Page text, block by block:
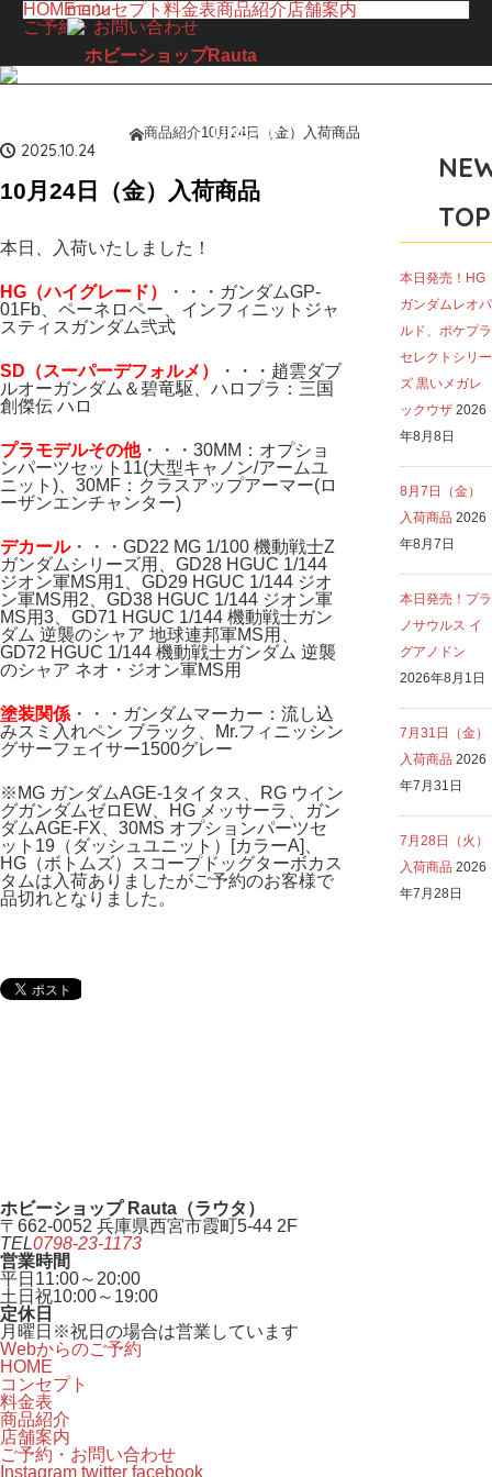
menu
HOMEコンセプト 料金表商品紹介店舗案内
ご予約・お問い合わせ
LINE UP
ホーム
商品紹介10月24日（金）入荷商品
2025.10.24
10月24日（金）入荷商品
本日、入荷いたしました！
HG（ハイグレード）
・・・ガンダムGP-
01Fb、ペーネロペー、インフィニットジャ
スティスガンダム弐式
SD（スーパーデフォルメ）
・・・趙雲ダブ
ルオーガンダム＆碧竜駆、ハロプラ：三国
創傑伝 ハロ
プラモデルその他・・・30MM：オプショ
ンパーツセット11(大型キャノン/アームユ
ニット)、30MF：クラスアップアーマー(ロ
ーザンエンチャンター)
デカール・・・GD22 MG 1/100 機動戦士Z
ガンダムシリーズ用、GD28 HGUC 1/144
ジオン軍MS用1、GD29 HGUC 1/144 ジオ
ン軍MS用2、GD38 HGUC 1/144 ジオン軍
MS用3、GD71 HGUC 1/144 機動戦士ガン
ダム 逆襲のシャア 地球連邦軍MS用、
GD72 HGUC 1/144 機動戦士ガンダム 逆襲
のシャア ネオ・ジオン軍MS用
塗装関係 ・・・ガンダムマーカー：流し込
みスミ入れペン ブラック、Mr.フィニッシン
グサーフェイサー1500グレー
※MG ガンダムAGE-1タイタス、RG ウイン
グガンダムゼロEW、HG メッサーラ、ガン
ダムAGE-FX、30MS オプションパーツセ
ット19（ダッシュユニット）[カラーA]、
HG（ボトムズ）スコープドッグターボカス
タムは入荷ありましたがご予約のお客様で
品切れとなりました。
本日発売！HG
ガンダムレオパ
ルド、ポケプラ
セレクトシリー
ズ 黒いメガレ
ックウザ 2026
年8月8日
8月7日（金）
入荷商品 2026
年8月7日
本日発売！プラ
ノサウルス イ
グアノドン
2026年8月1日
7月31日（金）
入荷商品 2026
年7月31日
7月28日（火）
入荷商品 2026
年7月28日
ホビーショップ Rauta（ラウタ）
〒662-0052 兵庫県西宮市霞町5-44 2F
TEL0798-23-1173
営業時間
平日 11:00～20:00
土日祝10:00～19:00
定休日
月曜日 ※祝日の場合は営業しています
Webからのご予約
HOME
コンセプト
料金表
商品紹介
店舗案内
ご予約・お問い合わせ
Instagram twitter facebook